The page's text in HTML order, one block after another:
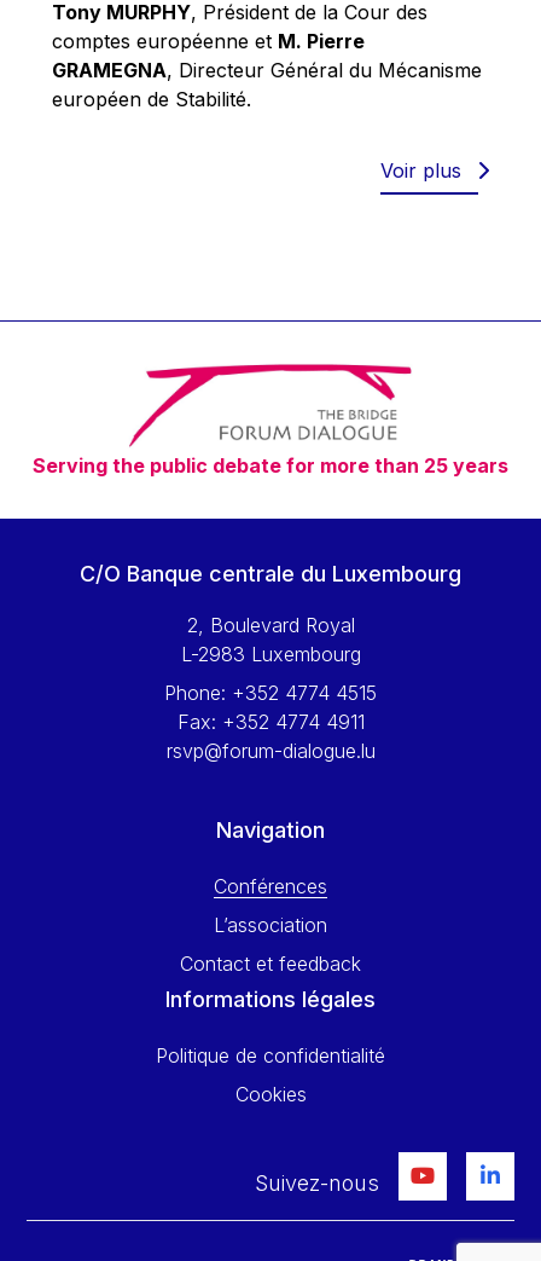
Vítor Manuel da Silva Caldeira
Viviane Reding
Walter Hagg
Yves Mersch
Tony MURPHY, Président de la Cour des
comptes européenne et M. Pierre
GRAMEGNA, Directeur Général du Mécanisme
européen de Stabilité.
Voir plus
Serving the public debate for more than 25 years
C/O Banque centrale du Luxembourg
2, Boulevard Royal
L-2983 Luxembourg
Phone: +352 4774 4515
Fax: +352 4774 4911
rsvp@forum-dialogue.lu
Navigation
Conférences
L’association
Contact et feedback
Informations légales
Politique de confidentialité
Cookies
Suivez-nous